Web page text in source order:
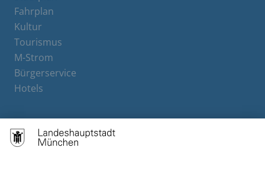
Fahrplan
Kultur
Tourismus
M-Strom
Bürgerservice
Hotels
Contact